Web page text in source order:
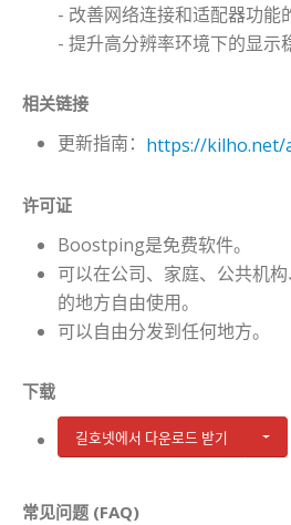
- 改善网络连接和适配器功能
- 提升高分辨率环境下的显示
相关链接
更新指南：
许可证
Boostping是免费软件。
可以在公司、家庭、公共机
的地方自由使用。
可以自由分发到任何地方。
下载
길호넷에서 다운로드 받기
常见问题 (FAQ)